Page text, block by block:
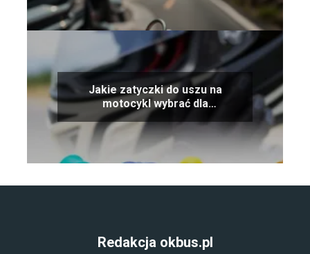
Jakie zatyczki do uszu na
motocykl wybrać dla
maksymalnej ochrony?
Redakcja okbus.pl